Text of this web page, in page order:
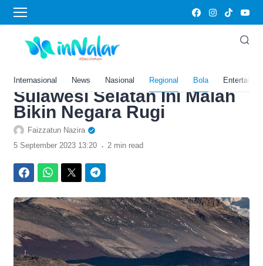
Internasional News Nasional Regional Bola
Home›Bola
Jadi Harapan Warga,
Pembangunan Perbaikan
Jalan Rp 4 Miliar di
Sulawesi Selatan Ini Malah
Bikin Negara Rugi
Faizzatun Nazira
5 September 2023 13:20 . 2 min read